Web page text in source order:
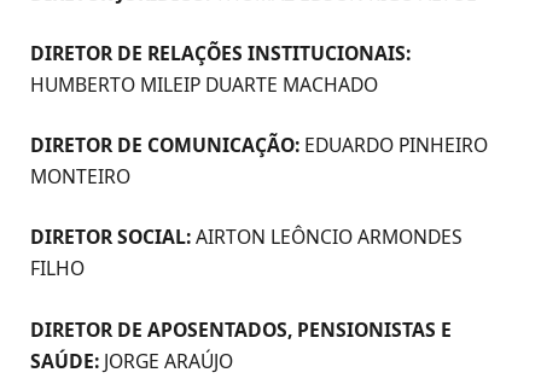
DIRETOR DE RELAÇÕES INSTITUCIONAIS:
HUMBERTO MILEIP DUARTE MACHADO
DIRETOR DE COMUNICAÇÃO: EDUARDO PINHEIRO
MONTEIRO
DIRETOR SOCIAL:AIRTON LEÔNCIO ARMONDES
FILHO
DIRETOR DE APOSENTADOS, PENSIONISTAS E
SAÚDE: JORGE ARAÚJO